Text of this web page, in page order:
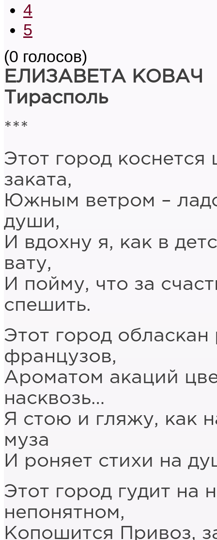
4
5
(0 голосов)
ЕЛИЗАВЕТА КОВАЧ
Тирасполь
***
Этот город
заката,
Южным ветром –
души,
И вдохну я, как в
вату,
И пойму, что за
спешить.
Этот город
французов,
Ароматом акаций
насквозь…
Я стою и гляжу, как
муза
И роняет стихи на
Этот город гудит на
непонятном,
Копошится Привоз,